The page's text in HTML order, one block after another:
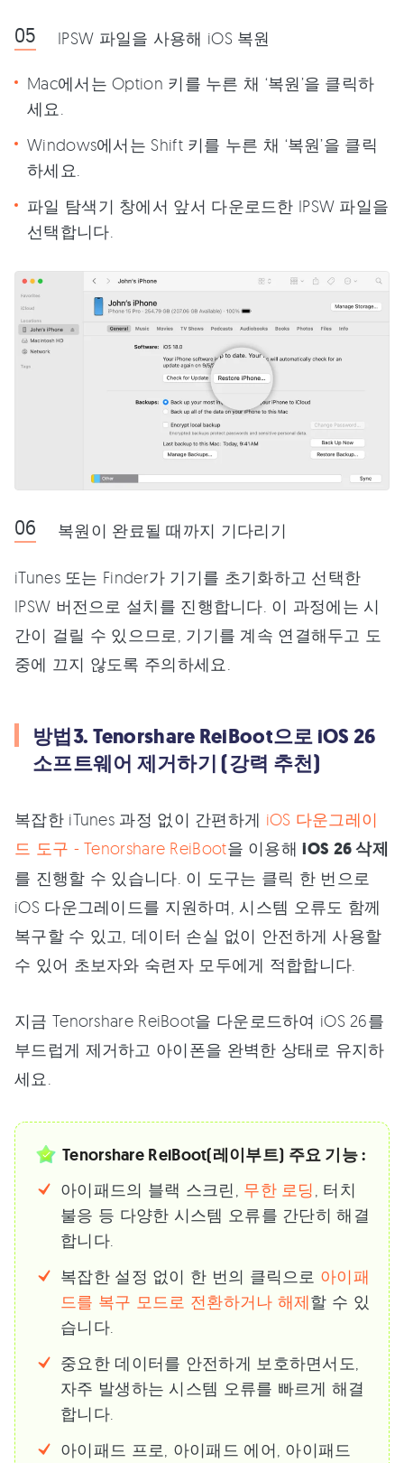
IPSW 파일을 사용해 iOS 복원
Mac에서는 Option 키를 누른 채 ‘복원’을 클릭하
세요.
Windows에서는 Shift 키를 누른 채 ‘복원’을 클릭
하세요.
파일 탐색기 창에서 앞서 다운로드한 IPSW 파일을
선택합니다.
복원이 완료될 때까지 기다리기
iTunes 또는 Finder가 기기를 초기화하고 선택한
IPSW 버전으로 설치를 진행합니다. 이 과정에는 시
간이 걸릴 수 있으므로, 기기를 계속 연결해두고 도
중에 끄지 않도록 주의하세요.
방법3. Tenorshare ReiBoot으로 iOS 26
소프트웨어 제거하기 (강력 추천)
복잡한 iTunes 과정 없이 간편하게 iOS 다운그레이
드 도구 - Tenorshare ReiBoot을 이용해iOS 26 삭제
를 진행할 수 있습니다. 이 도구는 클릭 한 번으로
iOS 다운그레이드를 지원하며, 시스템 오류도 함께
복구할 수 있고, 데이터 손실 없이 안전하게 사용할
수 있어 초보자와 숙련자 모두에게 적합합니다.
지금 Tenorshare ReiBoot을 다운로드하여 iOS 26를
부드럽게 제거하고 아이폰을 완벽한 상태로 유지하
세요.
Tenorshare ReiBoot(레이부트) 주요 기능 :
아이패드의 블랙 스크린, 무한 로딩 , 터치
불응 등 다양한 시스템 오류를 간단히 해결
합니다.
복잡한 설정 없이 한 번의 클릭으로 아이패
드를 복구 모드로 전환하거나 해제할 수 있
습니다.
중요한 데이터를 안전하게 보호하면서도,
자주 발생하는 시스템 오류를 빠르게 해결
합니다.
아이패드 프로, 아이패드 에어, 아이패드